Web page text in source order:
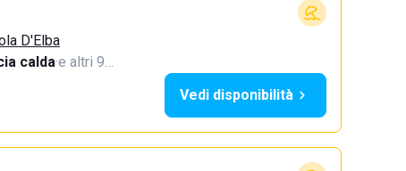
D'Elba
calda·e altri 9…
Vedi disponibilità